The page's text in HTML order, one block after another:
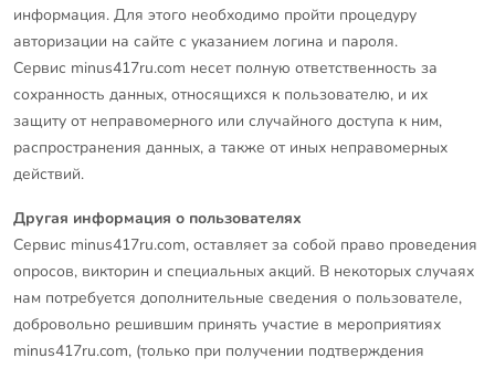
информация. Для этого необходимо пройти процедуру
авторизации на сайте с указанием логина и пароля.
Сервис minus417ru.com несет полную ответственность за
сохранность данных, относящихся к пользователю, и их
защиту от неправомерного или случайного доступа к ним,
распространения данных, а также от иных неправомерных
действий.
Другая информация о пользователях
Сервис minus417ru.com, оставляет за собой право проведения
опросов, викторин и специальных акций. В некоторых случаях
нам потребуется дополнительные сведения о пользователе,
добровольно решившим принять участие в мероприятиях
minus417ru.com, (только при получении подтверждения